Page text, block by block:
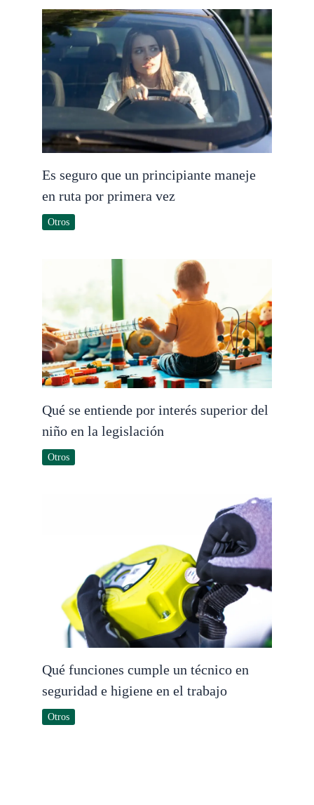
Es seguro que un principiante maneje
en ruta por primera vez
Otros
Qué se entiende por interés superior del
niño en la legislación
Otros
Qué funciones cumple un técnico en
seguridad e higiene en el trabajo
Otros